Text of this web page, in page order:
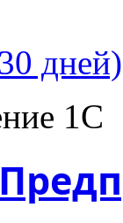
дней)
1С